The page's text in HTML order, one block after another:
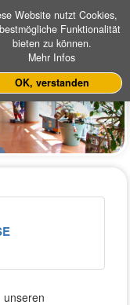
NORDBAHN
unseren
Website nutzt Cookies,
Funktionalität
bieten zu können.
Mehr Infos
OK, verstanden